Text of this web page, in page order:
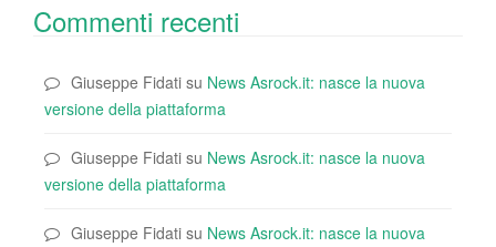
Commenti recenti
Giuseppe Fidati su News Asrock.it: nasce la nuova
versione della piattaforma
Giuseppe Fidati su News Asrock.it: nasce la nuova
versione della piattaforma
Giuseppe Fidati su News Asrock.it: nasce la nuova